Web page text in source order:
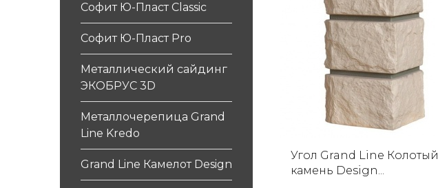
Софит Ю-Пласт Classic
Софит Ю-Пласт Pro
Металлический сайдинг
ЭКОБРУС 3D
Металлочерепица Grand
Line Kredo
Grand Line Камелот Design
Угол Grand Line Колотый
камень Design...